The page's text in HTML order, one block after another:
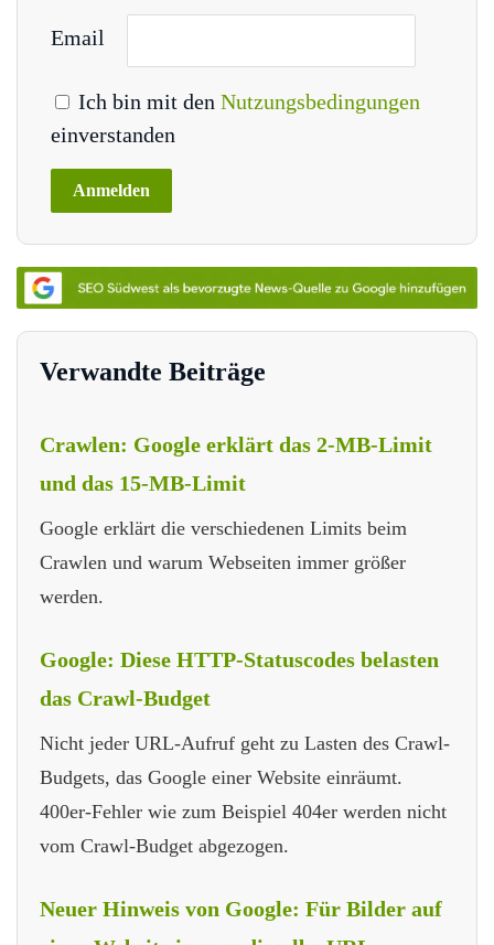
Email
Ich bin mit den Nutzungsbedingungen
einverstanden
Verwandte Beiträge
Crawlen: Google erklärt das 2-MB-Limit
und das 15-MB-Limit
Google erklärt die verschiedenen Limits beim
Crawlen und warum Webseiten immer größer
werden.
Google: Diese HTTP-Statuscodes belasten
das Crawl-Budget
Nicht jeder URL-Aufruf geht zu Lasten des Crawl-
Budgets, das Google einer Website einräumt.
400er-Fehler wie zum Beispiel 404er werden nicht
vom Crawl-Budget abgezogen.
Neuer Hinweis von Google: Für Bilder auf